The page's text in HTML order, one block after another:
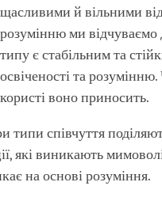
щасливими й вільними
розумінню ми відчуваємо
типу є стабільним та
освіченості та
користі воно приносить.
типи співчуття
які виникають
на основі розуміння.